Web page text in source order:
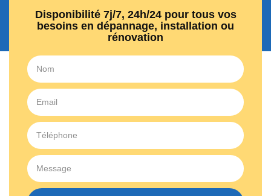
Disponibilité 7j/7, 24h/24 pour tous vos
besoins en dépannage, installation ou
rénovation